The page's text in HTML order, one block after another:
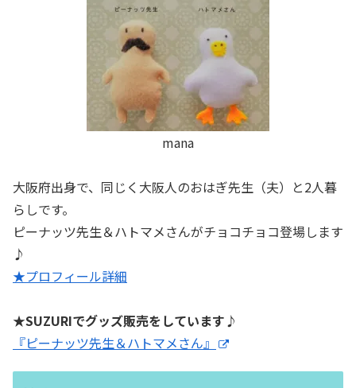
mana
大阪府出身で、同じく大阪人のおはぎ先生（夫）と2人暮
らしです。
ピーナッツ先生＆ハトマメさんがチョコチョコ登場します
♪
★プロフィール詳細
★SUZURIでグッズ販売をしています♪
『ピーナッツ先生＆ハトマメさん』